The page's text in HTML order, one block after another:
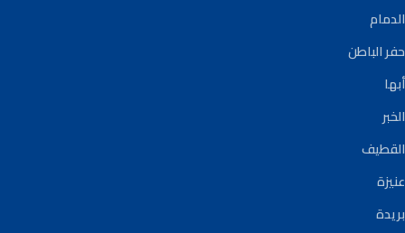
الدمام
حفر الباطن
أبها
الخبر
القطيف
عنيزة
بريدة